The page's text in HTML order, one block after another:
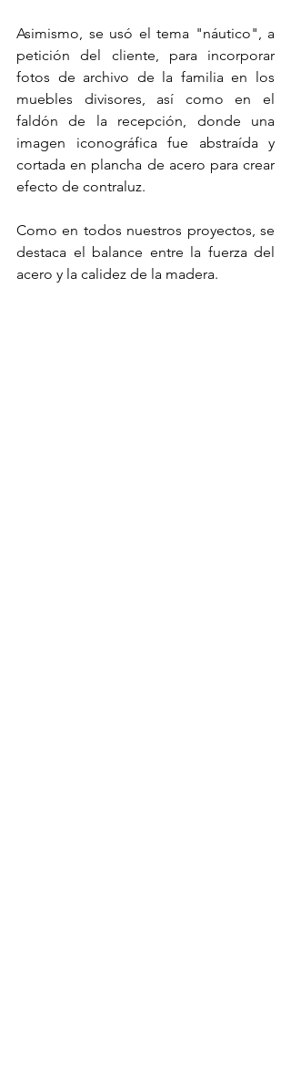
Asimismo, se usó el tema "náutico", a
petición del cliente, para incorporar
fotos de archivo de la familia en los
muebles divisores, así como en el
faldón de la recepción, donde una
imagen iconográfica fue abstraída y
cortada en plancha de acero para crear
efecto de contraluz.
Como en todos nuestros proyectos, se
destaca el balance entre la fuerza del
acero y la calidez de la madera.